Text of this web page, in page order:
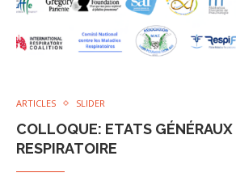
ARTICLES SLIDER
COLLOQUE: ETATS
RESPIRATOIRE